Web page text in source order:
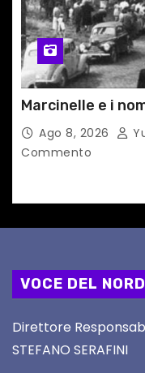
Marcinelle e i
Ago 8, 2026
Commento
VOCE DEL
Direttore
STEFANO SERAFINI